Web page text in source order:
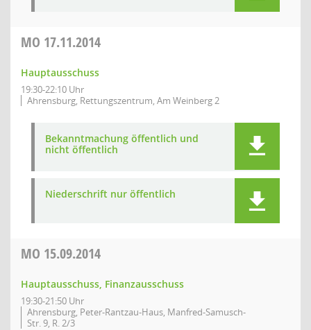
MO 17.11.2014
Hauptausschuss
19:30-22:10 Uhr
Ahrensburg, Rettungszentrum, Am Weinberg 2
Bekanntmachung öffentlich und
nicht öffentlich
Niederschrift nur öffentlich
MO 15.09.2014
Hauptausschuss, Finanzausschuss
19:30-21:50 Uhr
Ahrensburg, Peter-Rantzau-Haus, Manfred-Samusch-
Str. 9, R. 2/3